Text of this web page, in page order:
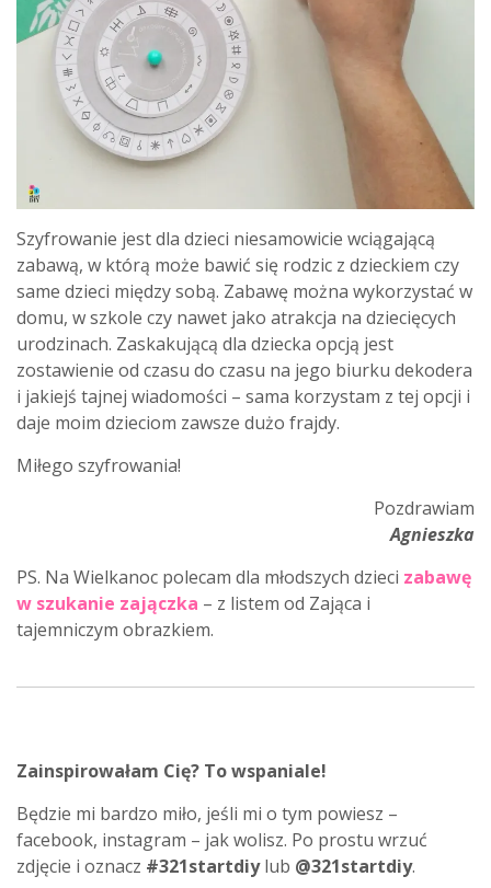
Szyfrowanie jest dla dzieci niesamowicie wciągającą
zabawą, w którą może bawić się rodzic z dzieckiem czy
same dzieci między sobą. Zabawę można wykorzystać w
domu, w szkole czy nawet jako atrakcja na dziecięcych
urodzinach. Zaskakującą dla dziecka opcją jest
zostawienie od czasu do czasu na jego biurku dekodera
i jakiejś tajnej wiadomości – sama korzystam z tej opcji i
daje moim dzieciom zawsze dużo frajdy.
Miłego szyfrowania!
Pozdrawiam
Agnieszka
PS. Na Wielkanoc polecam dla młodszych dzieci zabawę
w szukanie zajączka – z listem od Zająca i
tajemniczym obrazkiem.
Zainspirowałam Cię? To wspaniale!
Będzie mi bardzo miło, jeśli mi o tym powiesz –
facebook, instagram – jak wolisz. Po prostu wrzuć
zdjęcie i oznacz #321startdiylub @321startdiy.